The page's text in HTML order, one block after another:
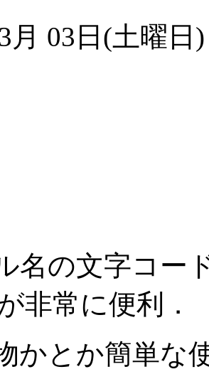
月 03日(土曜日
名の文字コー
非常に便利．
かとか簡単な